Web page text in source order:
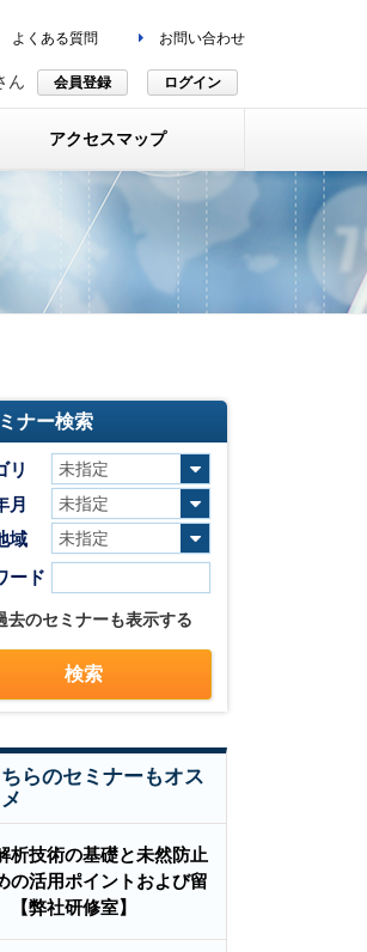
よくある質問 お問い合わせ
ん 会員登録 ログイン
アクセスマップ
ナー検索
リ
月
域
ード
去のセミナーも表示する
らのセミナーもオス
析技術の基礎と未然防止
の活用ポイントおよび留
弊社研修室】